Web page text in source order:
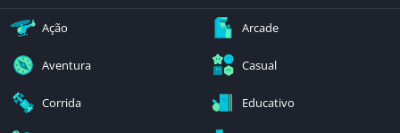
Ação Arcade
Aventura Casual
Corrida Educativo